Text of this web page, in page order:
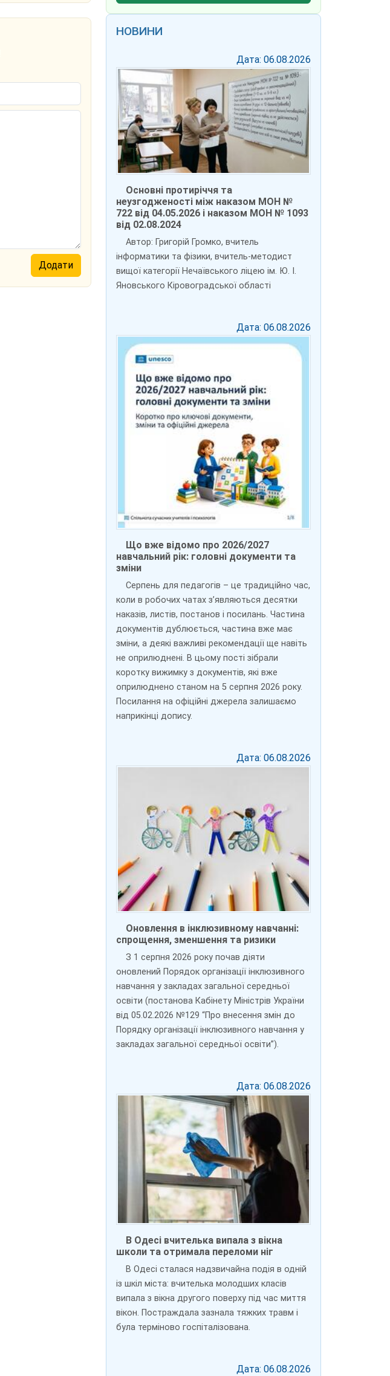
НОВИНИ
Дата: 06.08.2026
Основні протиріччя та
неузгодженості між наказом МОН №
722 від 04.05.2026 і наказом МОН № 1093
від 02.08.2024
Автор: Григорій Громко, вчитель
інформатики та фізики, вчитель-методист
вищої категорії Нечаївського ліцею ім. Ю. І.
Яновського Кіровоградської області
Дата: 06.08.2026
Що вже відомо про 2026/2027
навчальний рік: головні документи та
зміни
Серпень для педагогів – це традиційно час,
коли в робочих чатах з’являються десятки
наказів, листів, постанов і посилань. Частина
документів дублюється, частина вже має
зміни, а деякі важливі рекомендації ще навіть
не оприлюднені. В цьому пості зібрали
коротку вижимку з документів, які вже
оприлюднено станом на 5 серпня 2026 року.
Посилання на офіційні джерела залишаємо
наприкінці допису.
Дата: 06.08.2026
Оновлення в інклюзивному навчанні:
спрощення, зменшення та ризики
З 1 серпня 2026 року почав діяти
оновлений Порядок організації інклюзивного
навчання у закладах загальної середньої
освіти (постанова Кабінету Міністрів України
від 05.02.2026 №129 “Про внесення змін до
Порядку організації інклюзивного навчання у
закладах загальної середньої освіти”).
Дата: 06.08.2026
В Одесі вчителька випала з вікна
школи та отримала переломи ніг
В Одесі сталася надзвичайна подія в одній
із шкіл міста: вчителька молодших класів
випала з вікна другого поверху під час миття
вікон. Постраждала зазнала тяжких травм і
була терміново госпіталізована.
Дата: 06.08.2026